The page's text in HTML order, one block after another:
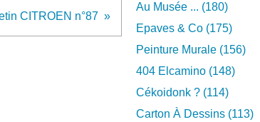
CITROEN n°87
Au Musée ... (180)
Epaves & Co (175)
Peinture Murale (156)
404 Elcamino (148)
Cékoidonk ? (114)
Carton À Dessins (113)